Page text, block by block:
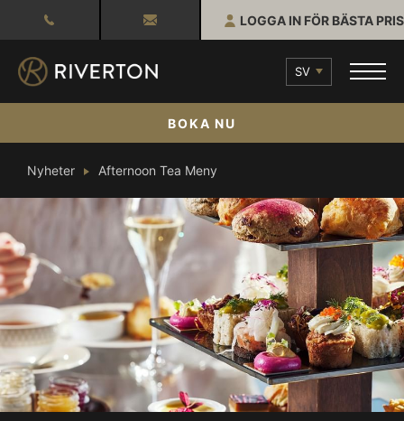
LOGGA IN FÖR BÄSTA PRIS
SV
BOKA NU
Nyheter Afternoon Tea Meny